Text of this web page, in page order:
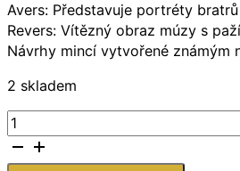
Avers: Představuje portréty
Revers: Vítězný obraz múzy s
Návrhy mincí vytvořené známým
2 skladem
New
Zealand
Mint